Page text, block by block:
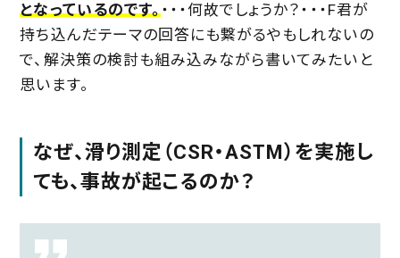
となっているのです。・・・何故でしょうか？・・・F君が
持ち込んだテーマの回答にも繋がるやもしれないの
で、解決策の検討も組み込みながら書いてみたいと
思います。
なぜ、滑り測定（CSR・ASTM）を実施し
ても、事故が起こるのか？